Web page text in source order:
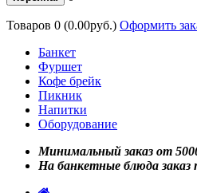
Товаров 0 (0.00руб.) Оформить
Банкет
Фуршет
Кофе брейк
Пикник
Напитки
Оборудование
Минимальный заказ от
На банкетные блюда